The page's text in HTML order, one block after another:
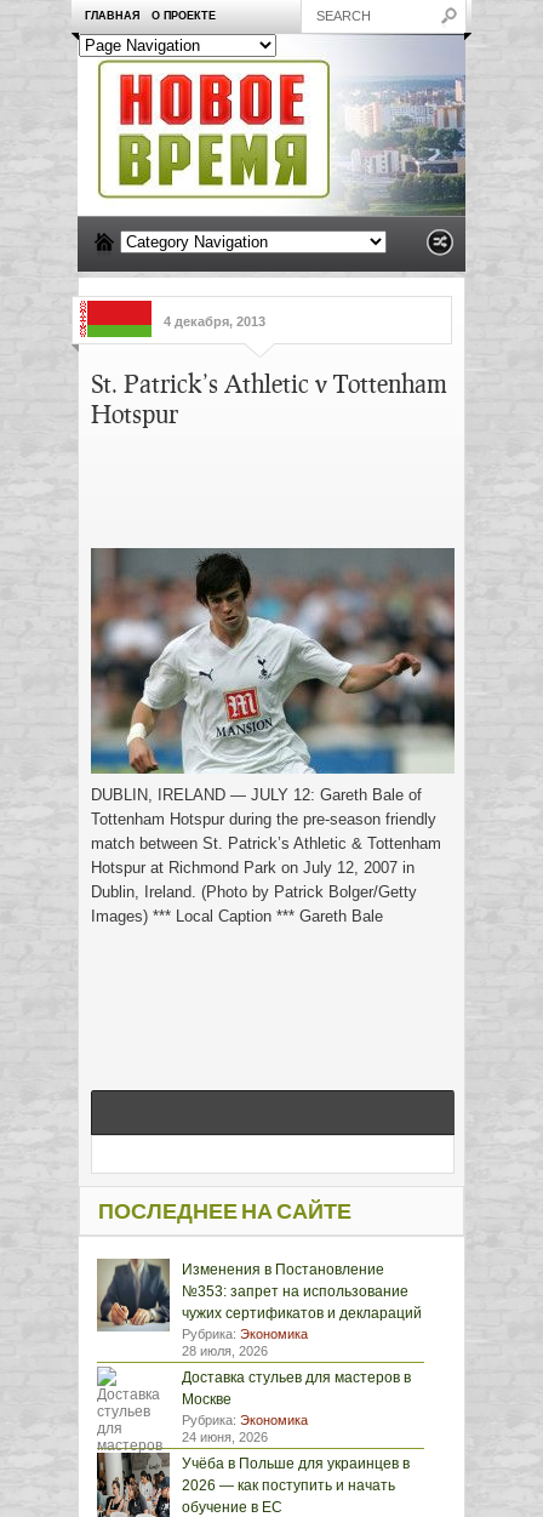
ГЛАВНАЯ О ПРОЕКТЕ
4 декабря, 2013
St. Patrick’s Athletic v Tottenham
Hotspur
DUBLIN, IRELAND — JULY 12: Gareth Bale of
Tottenham Hotspur during the pre-season friendly
match between St. Patrick’s Athletic & Tottenham
Hotspur at Richmond Park on July 12, 2007 in
Dublin, Ireland. (Photo by Patrick Bolger/Getty
Images) *** Local Caption *** Gareth Bale
ПОСЛЕДНЕЕ НА САЙТЕ
Изменения в Постановление
№353: запрет на использование
чужих сертификатов и деклараций
Рубрика: Экономика
28 июля, 2026
Доставка стульев для мастеров в
Москве
Рубрика: Экономика
24 июня, 2026
Учёба в Польше для украинцев в
2026 — как поступить и начать
обучение в ЕС